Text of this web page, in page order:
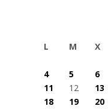
L
M X
4
5 6
11
12 13
18
19 20